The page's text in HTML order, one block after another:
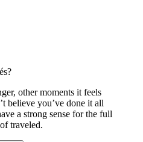
other moments it feels
believe you’ve done it all
a strong sense for the full
traveled.